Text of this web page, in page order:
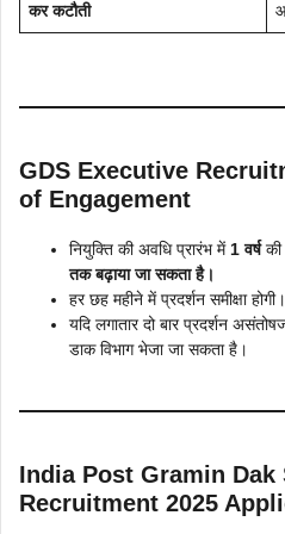
कर कटौती
GDS Executive
of Engagement
नियुक्ति की अवधि प्रारंभ में 1 वर्षकी
तक बढ़ाया जा सकता है।
हर छह महीने में प्रदर्शन समीक्षा होगी।
यदि लगातार दो बार प्रदर्शन
डाक विभाग भेजा जा सकता है।
India Post Gramin Dak
Recruitment 2025